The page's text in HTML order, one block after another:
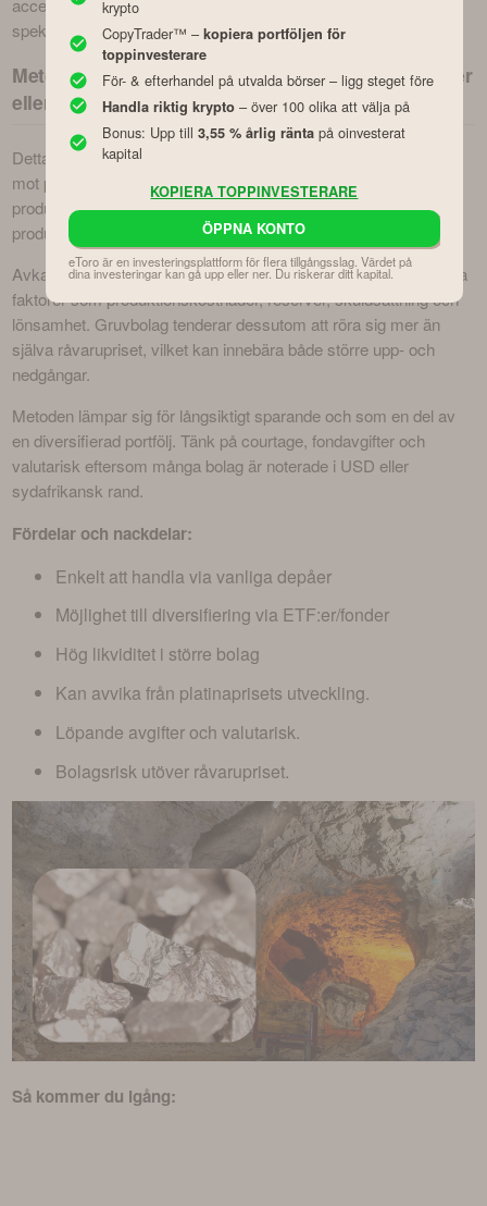
accepterar och om du vill kunna använda hävstång eller
spekulera i nedgång.
Metod 1: Investera i platinabolag – via aktier, fonder
eller ETF:er
Detta är det vanligaste alternativet och ger indirekt exponering
mot platina genom bolag som prospekterar, bryter eller
producerar metallen – ofta inom ramen för bredare PGM-
produktion (platinagruvmetaller).
Avkastningen påverkas både av platinapriset och bolagens egna
faktorer som produktionskostnader, reserver, skuldsättning och
lönsamhet. Gruvbolag tenderar dessutom att röra sig mer än
själva råvarupriset, vilket kan innebära både större upp- och
nedgångar.
Metoden lämpar sig för långsiktigt sparande och som en del av
en diversifierad portfölj. Tänk på courtage, fondavgifter och
valutarisk eftersom många bolag är noterade i USD eller
sydafrikansk rand.
Fördelar och nackdelar:
Enkelt att handla via vanliga depåer
Möjlighet till diversifiering via ETF:er/fonder
Hög likviditet i större bolag
Kan avvika från platinaprisets utveckling.
Löpande avgifter och valutarisk.
Bolagsrisk utöver råvarupriset.
Så kommer du igång:
krypto
CopyTrader™ – kopiera portföljen för
toppinvesterare
För- & efterhandel på utvalda börser – ligg steget före
Handla riktig krypto– över 100 olika att välja på
Bonus: Upp till 3,55 % årlig räntapå oinvesterat
kapital
KOPIERA TOPPINVESTERARE
ÖPPNA KONTO
eToro är en investeringsplattform för flera tillgångsslag. Värdet på
dina investeringar kan gå upp eller ner. Du riskerar ditt kapital.